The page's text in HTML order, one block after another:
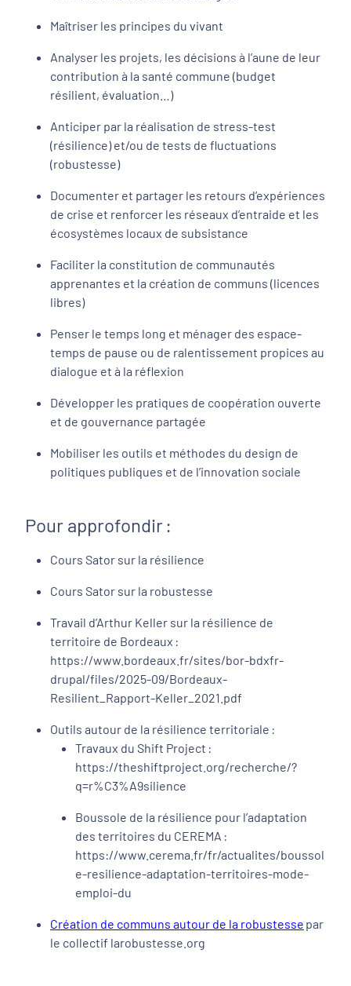
Maîtriser les principes du vivant
Analyser les projets, les décisions à l’aune de leur
contribution à la santé commune (budget
résilient, évaluation…)
Anticiper par la réalisation de stress-test
(résilience) et/ou de tests de fluctuations
(robustesse)
Documenter et partager les retours d’expériences
de crise et renforcer les réseaux d’entraide et les
écosystèmes locaux de subsistance
Faciliter la constitution de communautés
apprenantes et la création de communs (licences
libres)
Penser le temps long et ménager des espace-
temps de pause ou de ralentissement propices au
dialogue et à la réflexion
Développer les pratiques de coopération ouverte
et de gouvernance partagée
Mobiliser les outils et méthodes du design de
politiques publiques et de l’innovation sociale
Pour approfondir :
Cours Sator sur la résilience
Cours Sator sur la robustesse
Travail d’Arthur Keller sur la résilience de
territoire de Bordeaux :
https://www.bordeaux.fr/sites/bor-bdxfr-
drupal/files/2025-09/Bordeaux-
Resilient_Rapport-Keller_2021.pdf
Outils autour de la résilience territoriale :
Travaux du Shift Project :
https://theshiftproject.org/recherche/?
q=r%C3%A9silience
Boussole de la résilience pour l’adaptation
des territoires du CEREMA :
https://www.cerema.fr/fr/actualites/boussol
e-resilience-adaptation-territoires-mode-
emploi-du
Création de communs autour de la robustesse par
le collectif larobustesse.org